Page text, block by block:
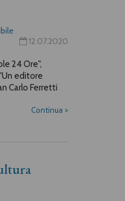
12.07.2020
24 Ore",
editore
Carlo Ferretti
Continua >